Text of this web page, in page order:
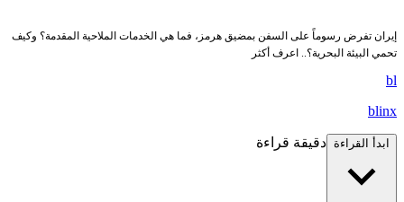
إيران تفرض رسوماً على السفن بمضيق هرمز، فما هي الخدمات الملاحية المقدمة؟ وكيف
تحمي البيئة البحرية؟.. اعرف أكثر
bl
blinx
ابدأ القراءة دقيقة قراءة